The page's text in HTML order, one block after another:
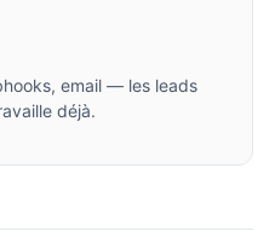
email — les leads
déjà.